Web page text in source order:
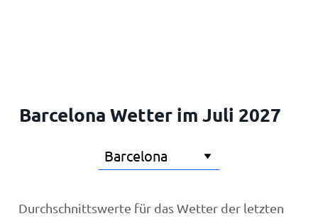
Barcelona Wetter im Juli 2027
Durchschnittswerte für das Wetter der letzten